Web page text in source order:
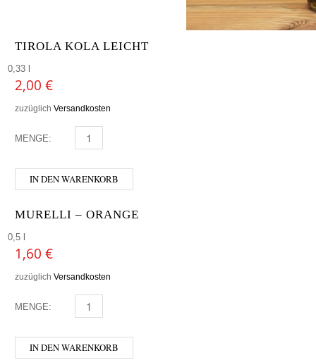
TIROLA KOLA LEICHT
0,33 l
2,00 €
zuzüglich Versandkosten
MENGE: TIROLA KOLA LEICHT MENGE
IN DEN WARENKORB
MURELLI – ORANGE
0,5 l
1,60 €
zuzüglich Versandkosten
MENGE: MURELLI - ORANGE MENGE
IN DEN WARENKORB